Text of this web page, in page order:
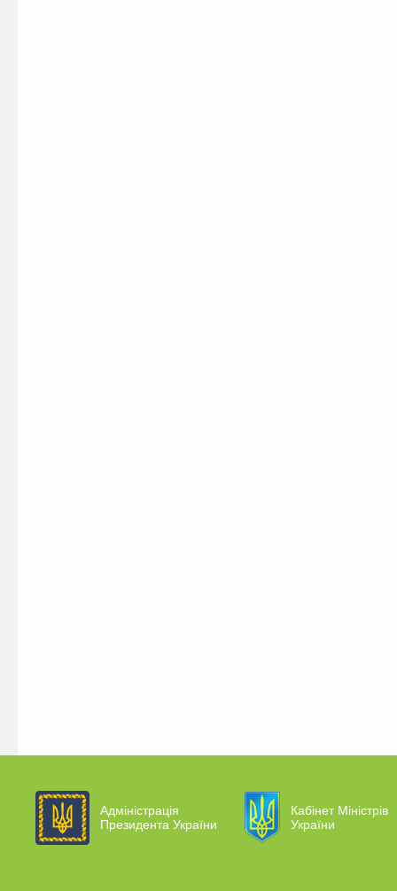
Адміністрація
Президента України
Кабінет Міністрів
України